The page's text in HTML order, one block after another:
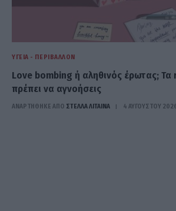
ΥΓΕΊΑ - ΠΕΡΙΒΆΛΛΟΝ
Love bombing ή αληθινός έρωτας;
πρέπει να αγνοήσεις
ΑΝΑΡΤΗΘΗΚΕ ΑΠΟ ΣΤΈΛΛΑ ΛΊΤΑΙΝΑ 4 ΑΥΓΟΎΣΤΟΥ